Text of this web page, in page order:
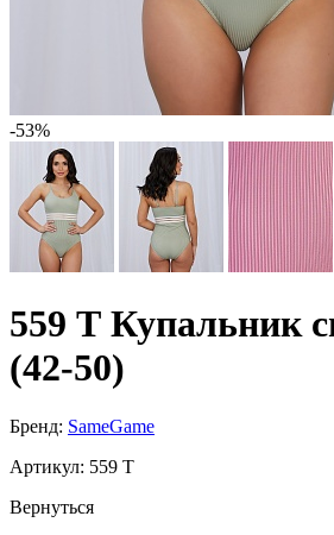
-53%
559 Т Купальник
(42-50)
Бренд: SameGame
Артикул: 559 Т
Вернуться